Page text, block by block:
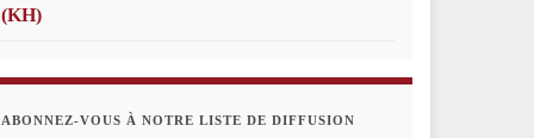
(KH)
ABONNEZ-VOUS À NOTRE LISTE DE DIFFUSION